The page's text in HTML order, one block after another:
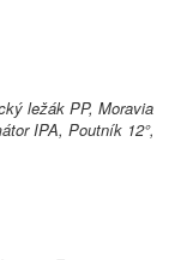
ležák PP, Moravia
IPA, Poutník 12°,